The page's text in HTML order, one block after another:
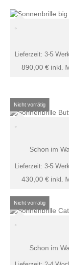
890,00 € inkl.
Lieferzeit: 3-5
430,00 € inkl.
Lieferzeit: 3-5
Schon im
Schon im